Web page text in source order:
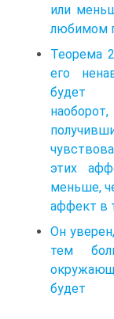
или
любимом
Теорема
его
будет
этих
меньше,
аффект в
Он
тем
будет